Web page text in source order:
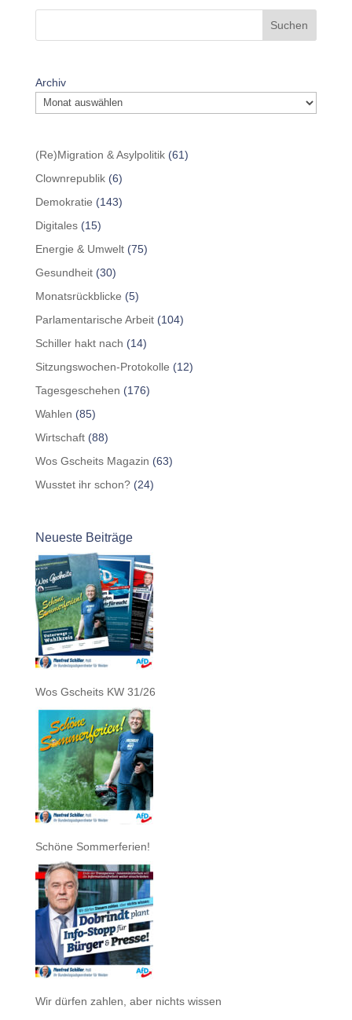
Suchen
Archiv
(Re)Migration & Asylpolitik(61)
Clownrepublik(6)
Demokratie (143)
Digitales(15)
Energie & Umwelt(75)
Gesundheit(30)
Monatsrückblicke (5)
Parlamentarische Arbeit(104)
Schiller hakt nach (14)
Sitzungswochen-Protokolle (12)
Tagesgeschehen (176)
Wahlen (85)
Wirtschaft(88)
Wos Gscheits Magazin (63)
Wusstet ihr schon?(24)
Neueste Beiträge
Wos Gscheits KW 31/26
Schöne Sommerferien!
Wir dürfen zahlen, aber nichts wissen